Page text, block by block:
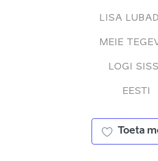
LISA
MEIE
LOGI
EESTI
Toeta